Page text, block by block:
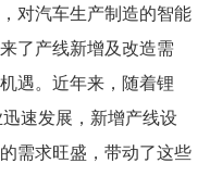
对汽车生产制造的智能
了产线新增及改造需
遇。近年来，随着锂
速发展，新增产线设
需求旺盛，带动了这些